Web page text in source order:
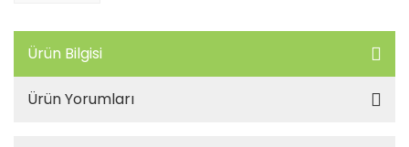
Ürün Bilgisi
Ürün Yorumları